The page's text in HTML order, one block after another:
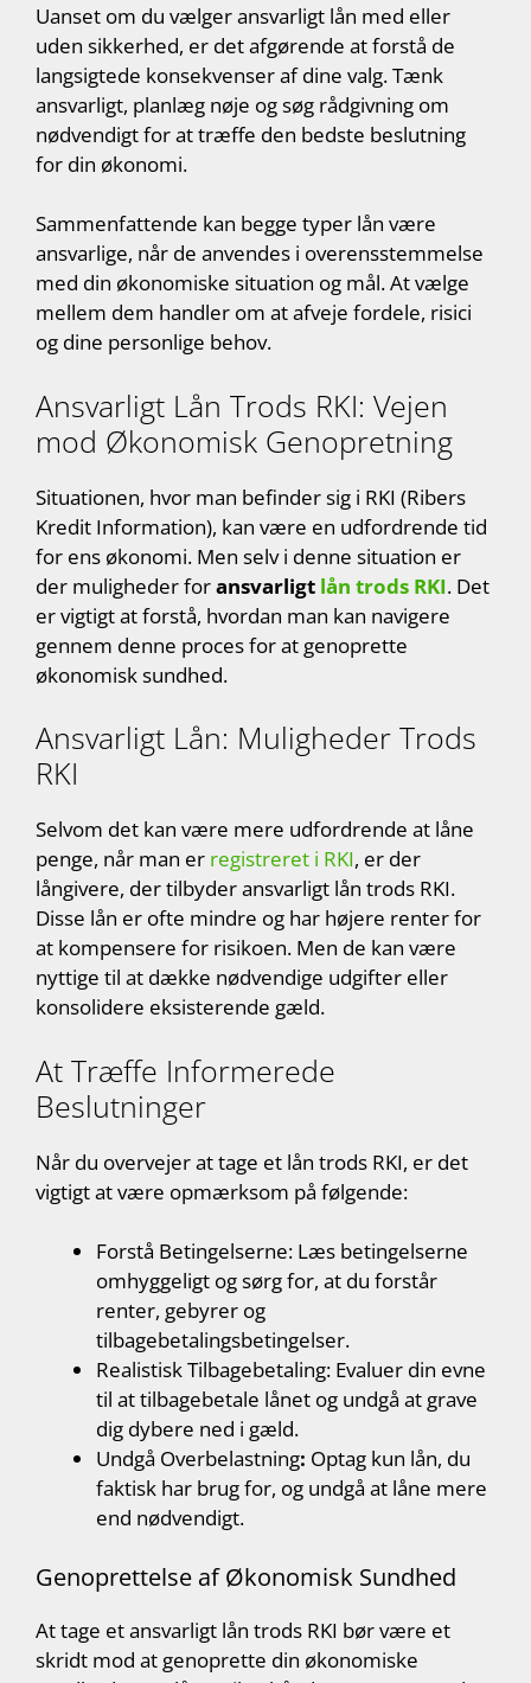
Uanset om du vælger ansvarligt lån med eller
uden sikkerhed, er det afgørende at forstå de
langsigtede konsekvenser af dine valg. Tænk
ansvarligt, planlæg nøje og søg rådgivning om
nødvendigt for at træffe den bedste beslutning
for din økonomi.
Sammenfattende kan begge typer lån være
ansvarlige, når de anvendes i overensstemmelse
med din økonomiske situation og mål. At vælge
mellem dem handler om at afveje fordele, risici
og dine personlige behov.
Ansvarligt Lån Trods RKI: Vejen
mod Økonomisk Genopretning
Situationen, hvor man befinder sig i RKI (Ribers
Kredit Information), kan være en udfordrende tid
for ens økonomi. Men selv i denne situation er
der muligheder foransvarligt lån trods RKI. Det
er vigtigt at forstå, hvordan man kan navigere
gennem denne proces for at genoprette
økonomisk sundhed.
Ansvarligt Lån: Muligheder Trods
RKI
Selvom det kan være mere udfordrende at låne
penge, når man er registreret i RKI, er der
långivere, der tilbyder ansvarligt lån trods RKI.
Disse lån er ofte mindre og har højere renter for
at kompensere for risikoen. Men de kan være
nyttige til at dække nødvendige udgifter eller
konsolidere eksisterende gæld.
At Træffe Informerede
Beslutninger
Når du overvejer at tage et lån trods RKI, er det
vigtigt at være opmærksom på følgende:
Forstå Betingelserne: Læs betingelserne
omhyggeligt og sørg for, at du forstår
renter, gebyrer og
tilbagebetalingsbetingelser.
Realistisk Tilbagebetaling: Evaluer din evne
til at tilbagebetale lånet og undgå at grave
dig dybere ned i gæld.
Undgå Overbelastning: Optag kun lån, du
faktisk har brug for, og undgå at låne mere
end nødvendigt.
Genoprettelse af Økonomisk Sundhed
At tage et ansvarligt lån trods RKI bør være et
skridt mod at genoprette din økonomiske